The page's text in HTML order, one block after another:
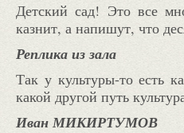
Детский сад! Это все
казнит, а напишут, что
Реплика из зала
Так у культуры-то есть
какой другой путь
Иван МИКИРТУМОВ